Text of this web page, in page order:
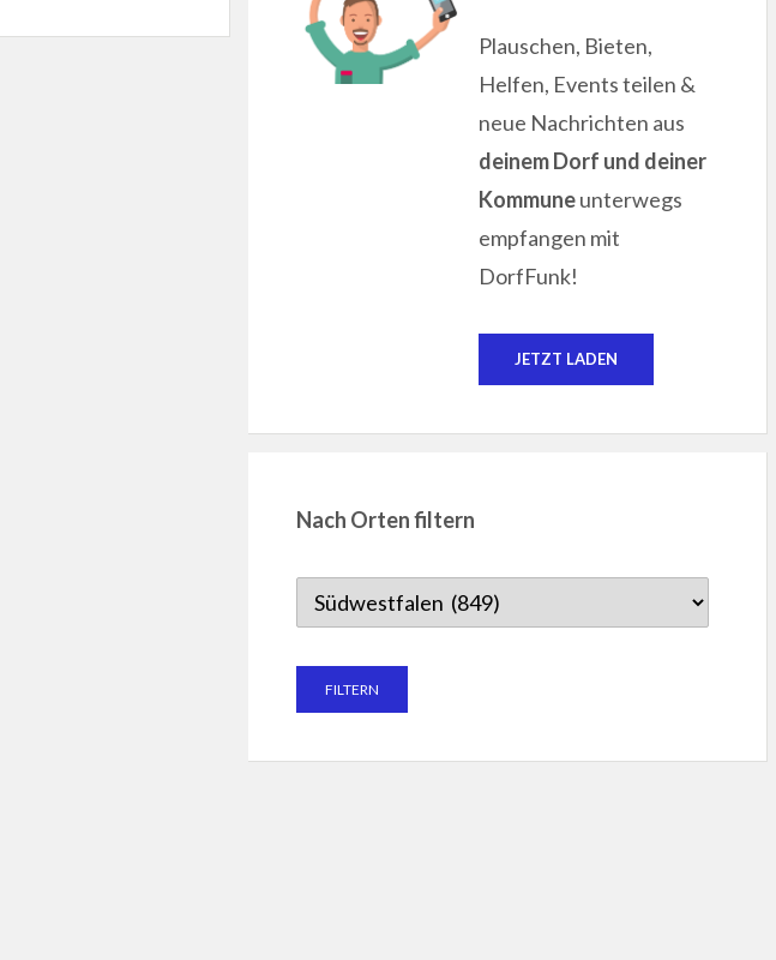
Plauschen, Bieten,
Helfen, Events teilen &
neue Nachrichten aus
deinem Dorf und deiner
Kommuneunterwegs
empfangen mit
DorfFunk!
JETZT LADEN
Nach Orten filtern